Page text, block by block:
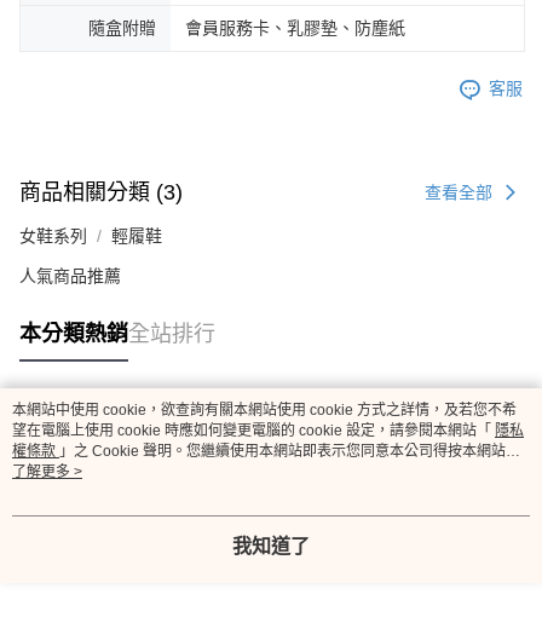
隨盒附贈 會員服務卡、乳膠墊、防塵紙
客服
商品相關分類 (3) 查看全部
女鞋系列 輕履鞋
人氣商品推薦
本分類熱銷全站排行
熱門標籤
本網站中使用 cookie，欲查詢有關本網站使用 cookie 方式之詳情，及若您不希
望在電腦上使用 cookie 時應如何變更電腦的 cookie 設定，請參閱本網站「 隱私
權條款 」之 Cookie 聲明。您繼續使用本網站即表示您同意本公司得按本網站使
用條款之 Cookie 聲明使用 cookie。
了解更多 >
我知道了